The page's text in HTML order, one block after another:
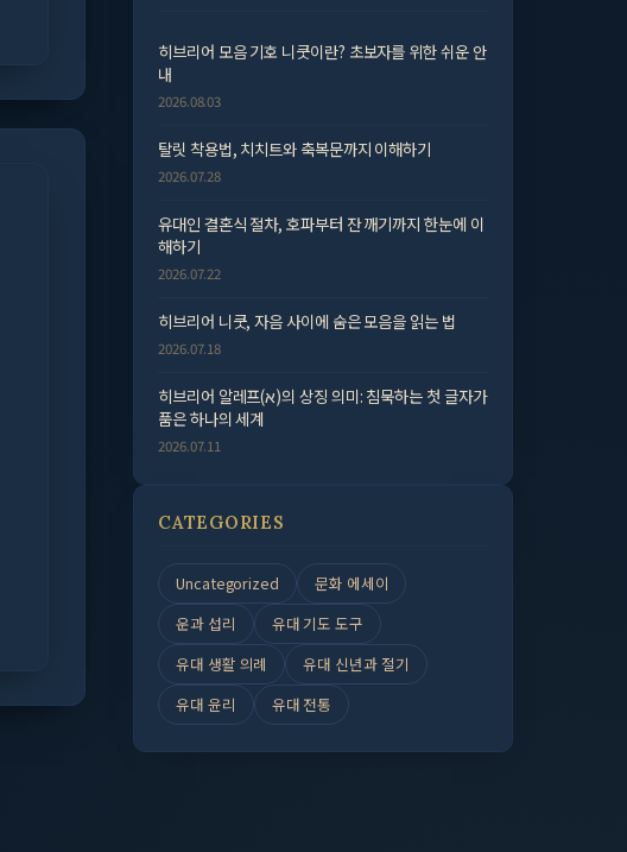
히브리어 모음 기호 니쿳이란? 초보자를 위한 쉬운 안
내
2026.08.03
탈릿 착용법, 치치트와 축복문까지 이해하기
2026.07.28
유대인 결혼식 절차, 호파부터 잔 깨기까지 한눈에 이
해하기
2026.07.22
히브리어 니쿳, 자음 사이에 숨은 모음을 읽는 법
2026.07.18
히브리어 알레프(א)의 상징 의미: 침묵하는 첫 글자가
품은 하나의 세계
2026.07.11
CATEGORIES
Uncategorized
문화 에세이
운과 섭리
유대 기도 도구
유대 생활 의례
유대 신년과 절기
유대 윤리
유대 전통